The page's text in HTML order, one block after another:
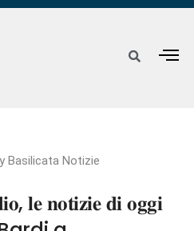
Basilicata Notizie
𝐥𝐞 𝐧𝐨𝐭𝐢𝐳𝐢𝐞 𝐝𝐢 𝐨𝐠𝐠𝐢